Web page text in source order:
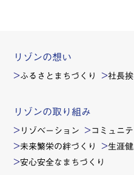
リゾンの想い
ふるさとまちづくり 社長
リゾンの取り組み
リゾベーション コミュニ
未来繁栄の絆づくり 生涯
安心安全なまちづくり